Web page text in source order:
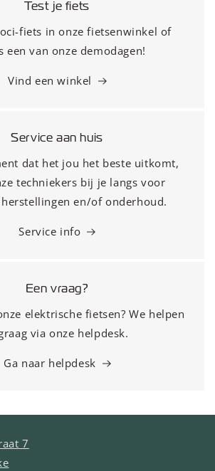
Test je fiets
fiets in onze fietsenwinkel of
een van onze demodagen!
Vind een winkel
Service aan huis
dat het jou het beste uitkomt,
techniekers bij je langs voor
en/of onderhoud.
Service info
Een vraag?
elektrische fietsen? We helpen
via onze helpdesk.
Ga naar helpdesk
7